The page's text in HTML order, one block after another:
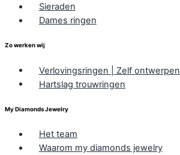
Sieraden
Dames ringen
Zo werken wij
Verlovingsringen | Zelf ontwerpen
Hartslag trouwringen
My Diamonds Jewelry
Het team
Waarom my diamonds jewelry